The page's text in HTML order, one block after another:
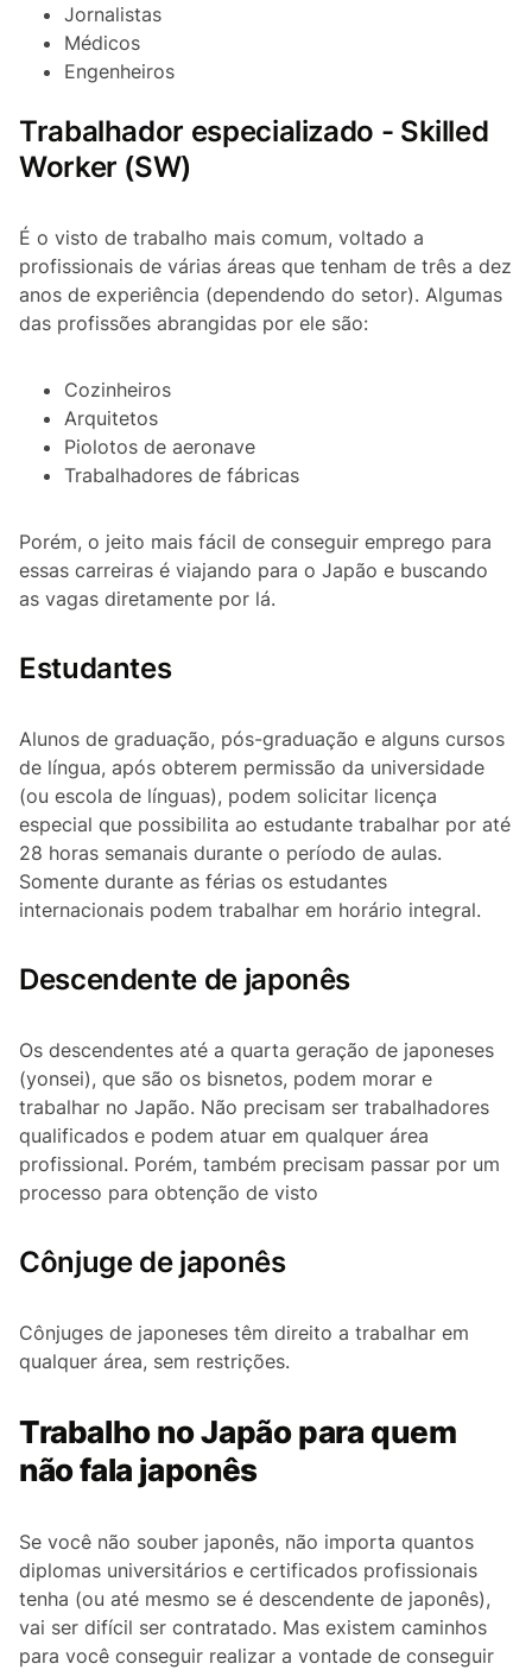
Jornalistas
Médicos
Engenheiros
Trabalhador especializado - Skilled
Worker (SW)
É o visto de trabalho mais comum, voltado a
profissionais de várias áreas que tenham de três a dez
anos de experiência (dependendo do setor). Algumas
das profissões abrangidas por ele são:
Cozinheiros
Arquitetos
Piolotos de aeronave
Trabalhadores de fábricas
Porém, o jeito mais fácil de conseguir emprego para
essas carreiras é viajando para o Japão e buscando
as vagas diretamente por lá.
Estudantes
Alunos de graduação, pós-graduação e alguns cursos
de língua, após obterem permissão da universidade
(ou escola de línguas), podem solicitar licença
especial que possibilita ao estudante trabalhar por até
28 horas semanais durante o período de aulas.
Somente durante as férias os estudantes
internacionais podem trabalhar em horário integral.
Descendente de japonês
Os descendentes até a quarta geração de japoneses
(yonsei), que são os bisnetos, podem morar e
trabalhar no Japão. Não precisam ser trabalhadores
qualificados e podem atuar em qualquer área
profissional. Porém, também precisam passar por um
processo para obtenção de visto
Cônjuge de japonês
Cônjuges de japoneses têm direito a trabalhar em
qualquer área, sem restrições.
Trabalho no Japão para quem
não fala japonês
Se você não souber japonês, não importa quantos
diplomas universitários e certificados profissionais
tenha (ou até mesmo se é descendente de japonês),
vai ser difícil ser contratado. Mas existem caminhos
para você conseguir realizar a vontade de conseguir